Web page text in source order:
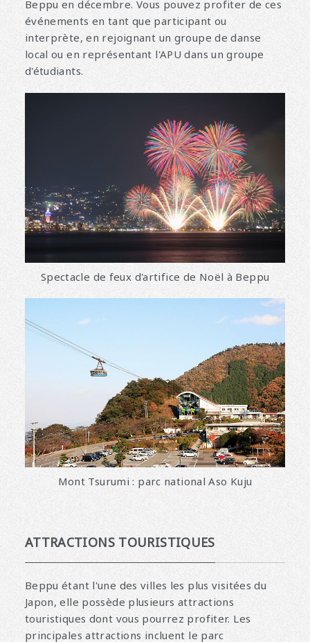
Beppu en décembre. Vous pouvez profiter de ces
événements en tant que participant ou
interprète, en rejoignant un groupe de danse
local ou en représentant l'APU dans un groupe
d'étudiants.
Spectacle de feux d'artifice de Noël à Beppu
Mont Tsurumi : parc national Aso Kuju
ATTRACTIONS TOURISTIQUES
Beppu étant l'une des villes les plus visitées du
Japon, elle possède plusieurs attractions
touristiques dont vous pourrez profiter. Les
principales attractions incluent le parc